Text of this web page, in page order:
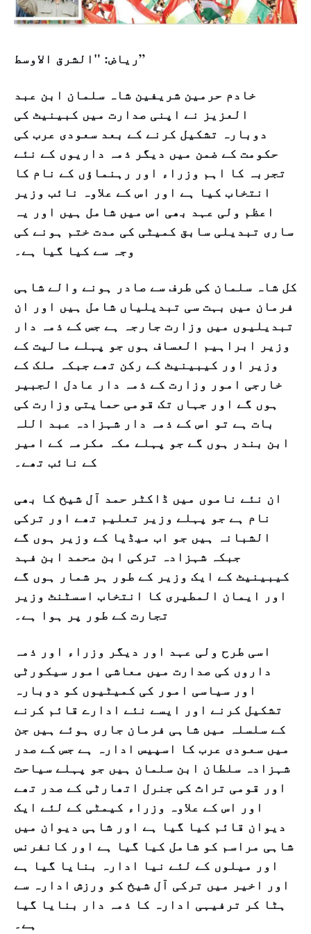
ریاض: "الشرق الاوسط”
خادم حرمین شریفین شاہ سلمان ابن عبد
العزیز نے اپنی صدارت میں کبینیٹ کی
دوبارہ تشکیل کرنے کے بعد سعودی عرب کی
حکومت کے ضمن میں دیگر ذمہ داریوں کے نئے
تجربہ کا اہم وزراء اور رہنماؤں کے نام کا
انتخاب کیا ہے اور اس کے علاوہ نائب وزیر
اعظم ولی عہد بھی اس میں شامل ہیں اور یہ
ساری تبدیلی سابق کمیٹی کی مدت ختم ہونے کی
وجہ سے کیا گیا ہے۔
کل شاہ سلمان کی طرف سے صادر ہونے والے شاہی
فرمان میں بہت سی تبدیلیاں شامل ہیں اور ان
تبدیلیوں میں وزارت جارجہ ہے جس کے ذمہ دار
وزیر ابراہیم العساف ہوں جو پہلے مالیت کے
وزیر اور کیبینیٹ کے رکن تھے جبکہ ملک کے
خارجی امور وزارت کے ذمہ دار عادل الجبیر
ہوں گے اور جہاں تک قومی حمایتی وزارت کی
بات ہے تو اس کے ذمہ دار شہزادہ عبد اللہ
ابن بندر ہوں گے جو پہلے مکہ مکرمہ کے امیر
کے نائب تھے۔
ان نئے ناموں میں ڈاکٹر حمد آل شیخ کا بھی
نام ہے جو پہلے وزیر تعلیم تھے اور ترکی
الشبانہ ہیں جو اب میڈیا کے وزیر ہوں گے
جبکہ شہزادہ ترکی ابن محمد ابن فہد
کیبینیٹ کے ایک وزیر کے طور ہر شمار ہوں گے
اور ایمان المطیری کا انتخاب اسسٹنٹ وزیر
تجارت کے طور پر ہوا ہے۔
اسی طرح ولی عہد اور دیگر وزراء اور ذمہ
داروں کی صدارت میں معاشی امور سیکورٹی
اور سیاسی امور کی کمیٹیوں کو دوبارہ
تشکیل کرنے اور ایسے نئے ادارے قائم کرنے
کے سلسلہ میں شاہی فرمان جاری ہوئے ہیں جن
میں سعودی عرب کا اسپیس ادارہ ہے جس کے صدر
شہزادہ سلطان ابن سلمان ہیں جو پہلے سیاحت
اور قومی تراث کی جنرل اتھارٹی کے صدر تھے
اور اس کے علاوہ وزراء کیمٹی کے لئے ایک
دیوان قائم کیا گیا ہے اور شاہی دیوان میں
شاہی مراسم کو شامل کیا گیا ہے اور کانفرنس
اور میلوں کے لئے نیا ادارہ بنایا گیا ہے
اور اخیر میں ترکی آل شیخ کو ورزش ادارہ سے
ہٹا کر ترفیہی ادارہ کا ذمہ دار بنایا گیا
ہے۔